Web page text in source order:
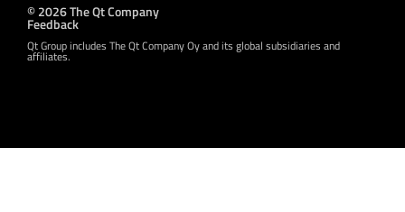
© 2026 The Qt Company
Feedback
Qt Group includes The Qt Company Oy and its global subsidiaries and
affiliates.